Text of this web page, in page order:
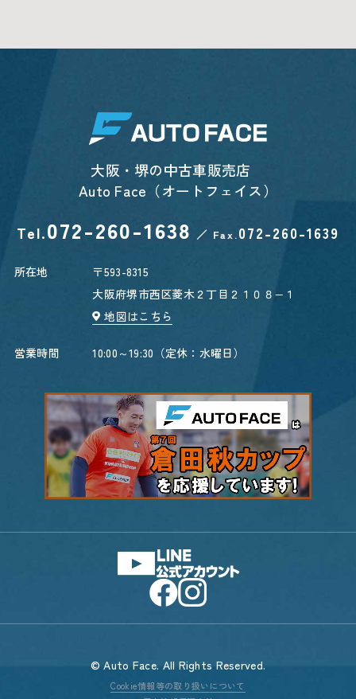
大阪・堺の中古車販売店
Auto Face（オートフェイス）
Tel.072-260-1638 ／ Fax.072-260-1639
所在地
〒593-8315
大阪府堺市西区菱木２丁目２１０８−１
地図はこちら
営業時間 10:00～19:30（定休：水曜日）
© Auto Face. All Rights Reserved.
Cookie情報等の取り扱いについて